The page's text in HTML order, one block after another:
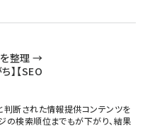
を整理 →
】【SEO
判断された情報提供コンテンツを
の検索順位までもが下がり、結果